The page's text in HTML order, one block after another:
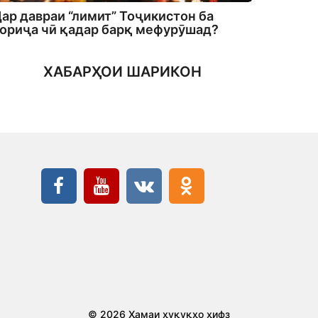
давраи “лимит” Тоҷикистон ба
чӣ қадар барқ мефурӯшад?
ХАБАРҲОИ ШАРИКОН
© 2026 Ҳамаи ҳуқуқҳо ҳифз